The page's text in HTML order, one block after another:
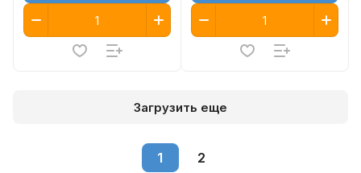
Загрузить еще
1 2